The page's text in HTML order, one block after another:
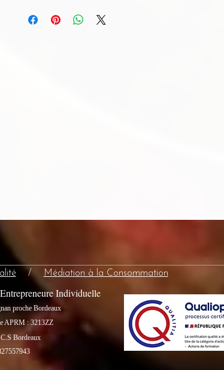
Individuelle
proche Bordeaux
APRM : 3213ZZ
Bordeaux
/ Médiation à la Consommation